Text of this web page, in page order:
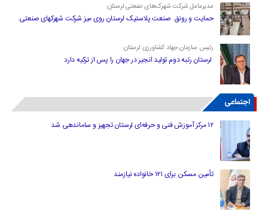
مدیرعامل شرکت شهرک‌های صنعتی لرستان:
حمایت و رونق صنعت پلاستیک لرستان روی میز شرکت شهرکهای صنعتی
رئیس سازمان جهاد کشاورزی لرستان:
لرستان رتبه دوم تولید انجیر در جهان را پس از ترکیه دارد
اجتماعی
۱۲ مرکز آموزش فنی و حرفه‌ای لرستان تجهیز و ساماندهی شد
تأمین مسکن برای ۱۲۱ خانواده نیازمند